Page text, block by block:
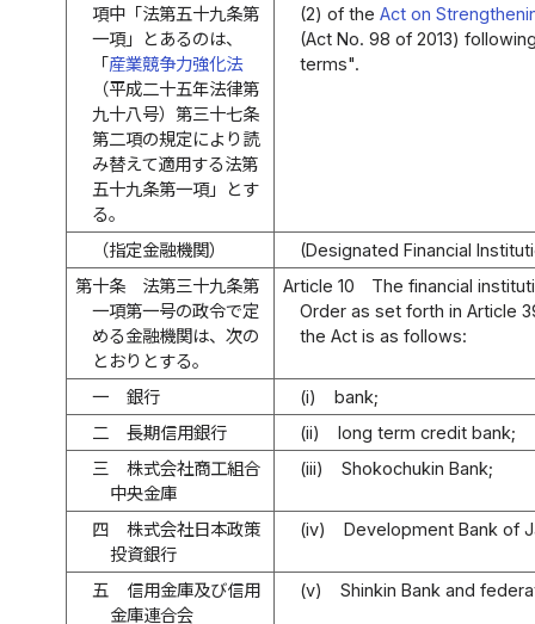
項中「法第五十九条第
一項」とあるのは、
「産業競争力強化法
（平成二十五年法律第
九十八号）第三十七条
第二項の規定により読
み替えて適用する法第
五十九条第一項」とす
る。
(2) of theAct on
(Act No. 98 of 2013)
terms".
（指定金融機関）
(Designated Financial
第十条
法第三十九条第
一項第一号の政令で定
める金融機関は、次の
とおりとする。
Article 10
The financial
Order as set forth in Article
the Act is as follows:
一 銀行 (i)
bank;
二
長期信用銀行 (ii)
long term credit bank;
三
株式会社商工組合
中央金庫
(iii) Shokochukin Bank;
四
株式会社日本政策
投資銀行
(iv) Development Bank of
五
信用金庫及び信用
金庫連合会
(v) Shinkin Bank and